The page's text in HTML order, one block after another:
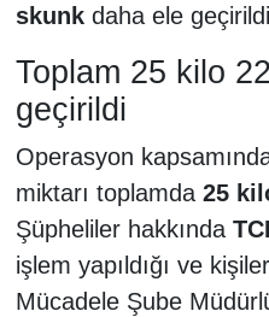
skunkdaha ele
Toplam 25 kilo
geçirildi
Operasyon
miktarı toplamda 25
Şüpheliler hakkında
işlem yapıldığı ve
Mücadele Şube